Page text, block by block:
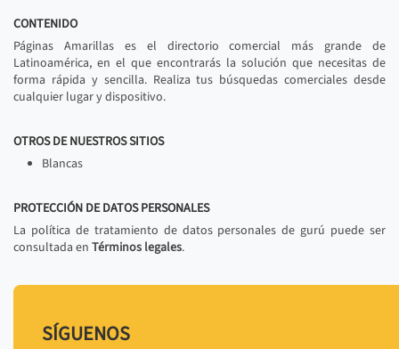
CONTENIDO
Páginas Amarillas es el directorio comercial más grande de
Latinoamérica, en el que encontrarás la solución que necesitas de
forma rápida y sencilla. Realiza tus búsquedas comerciales desde
cualquier lugar y dispositivo.
OTROS DE NUESTROS SITIOS
Blancas
PROTECCIÓN DE DATOS PERSONALES
La política de tratamiento de datos personales de gurú puede ser
consultada en Términos legales.
SÍGUENOS